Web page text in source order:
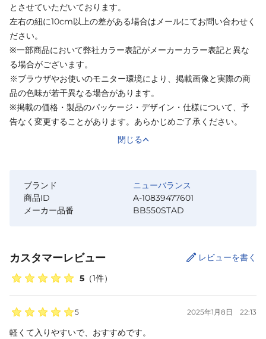
とさせていただいております。
左右の紐に10cm以上の差がある場合はメールにてお問い合わせく
ださい。
※一部商品において弊社カラー表記がメーカーカラー表記と異な
る場合がございます。
※ブラウザやお使いのモニター環境により、掲載画像と実際の商
品の色味が若干異なる場合があります。
※掲載の価格・製品のパッケージ・デザイン・仕様について、予
告なく変更することがあります。あらかじめご了承ください。
閉じる
ブランド
ニューバランス
商品ID
A-10839477601
メーカー品番
BB550STAD
カスタマーレビュー
5 （1件）
レビューを書く
5 2025年1月8日 22:13
軽くて入りやすいで、おすすめです。